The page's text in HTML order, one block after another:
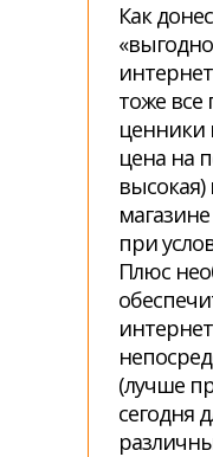
Как
тоже все
ценники
цена на
при
Плюс
(лучше
сегодня